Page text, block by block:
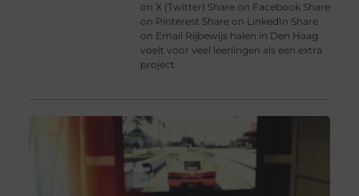
on X (Twitter) Share on Facebook Share
on Pinterest Share on LinkedIn Share
on Email Rijbewijs halen in Den Haag
voelt voor veel leerlingen als een extra
project